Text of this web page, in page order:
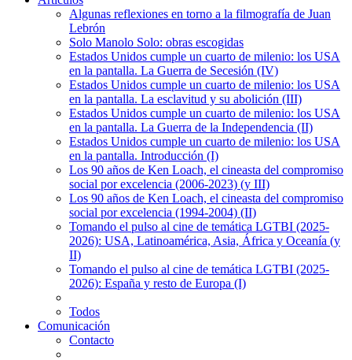
Algunas reflexiones en torno a la filmografía de Juan
Lebrón
Solo Manolo Solo: obras escogidas
Estados Unidos cumple un cuarto de milenio: los USA
en la pantalla. La Guerra de Secesión (IV)
Estados Unidos cumple un cuarto de milenio: los USA
en la pantalla. La esclavitud y su abolición (III)
Estados Unidos cumple un cuarto de milenio: los USA
en la pantalla. La Guerra de la Independencia (II)
Estados Unidos cumple un cuarto de milenio: los USA
en la pantalla. Introducción (I)
Los 90 años de Ken Loach, el cineasta del compromiso
social por excelencia (2006-2023) (y III)
Los 90 años de Ken Loach, el cineasta del compromiso
social por excelencia (1994-2004) (II)
Tomando el pulso al cine de temática LGTBI (2025-
2026): USA, Latinoamérica, Asia, África y Oceanía (y
II)
Tomando el pulso al cine de temática LGTBI (2025-
2026): España y resto de Europa (I)
Todos
Comunicación
Contacto